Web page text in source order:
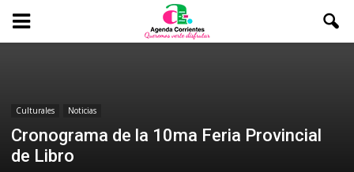
Culturales Noticias
Cronograma de la 10ma Feria Provincial
de Libro